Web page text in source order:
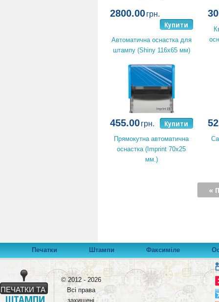
2800.00грн.
Купити
Автоматична оснастка для
штампу (Shiny 116x65 мм)
455.00грн. Купити
Прямокутна автоматична
оснастка (Imprint 70x25
мм.)
«
Печатки Штампи Факсиміле
ПЕЧАТКИ ТА
ШТАМПИ
© 2012 - 2026
Всі права
захищені